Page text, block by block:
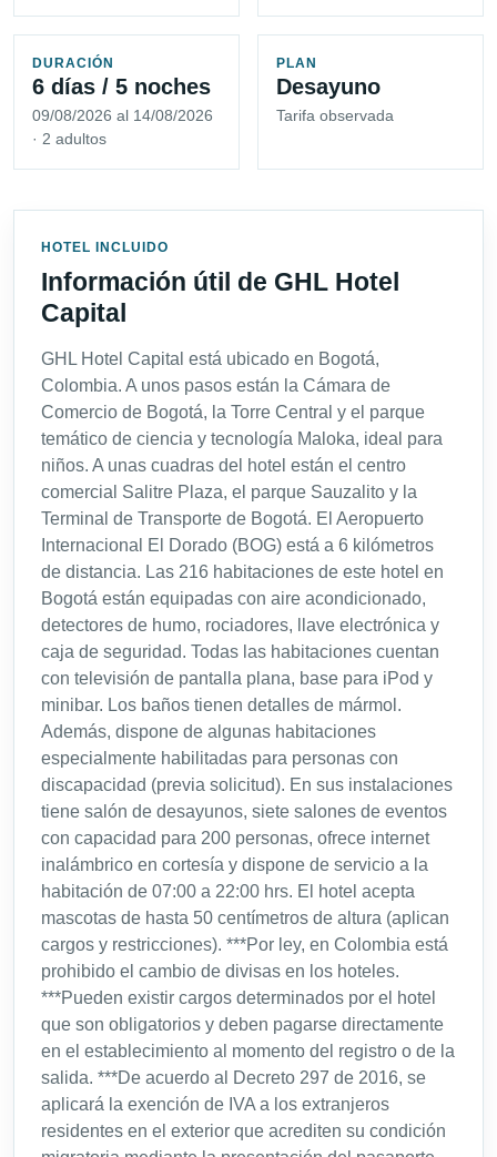
DURACIÓN
6 días / 5 noches
09/08/2026 al 14/08/2026
· 2 adultos
PLAN
Desayuno
Tarifa observada
HOTEL INCLUIDO
Información útil de GHL Hotel
Capital
GHL Hotel Capital está ubicado en Bogotá,
Colombia. A unos pasos están la Cámara de
Comercio de Bogotá, la Torre Central y el parque
temático de ciencia y tecnología Maloka, ideal para
niños. A unas cuadras del hotel están el centro
comercial Salitre Plaza, el parque Sauzalito y la
Terminal de Transporte de Bogotá. El Aeropuerto
Internacional El Dorado (BOG) está a 6 kilómetros
de distancia. Las 216 habitaciones de este hotel en
Bogotá están equipadas con aire acondicionado,
detectores de humo, rociadores, llave electrónica y
caja de seguridad. Todas las habitaciones cuentan
con televisión de pantalla plana, base para iPod y
minibar. Los baños tienen detalles de mármol.
Además, dispone de algunas habitaciones
especialmente habilitadas para personas con
discapacidad (previa solicitud). En sus instalaciones
tiene salón de desayunos, siete salones de eventos
con capacidad para 200 personas, ofrece internet
inalámbrico en cortesía y dispone de servicio a la
habitación de 07:00 a 22:00 hrs. El hotel acepta
mascotas de hasta 50 centímetros de altura (aplican
cargos y restricciones). ***Por ley, en Colombia está
prohibido el cambio de divisas en los hoteles.
***Pueden existir cargos determinados por el hotel
que son obligatorios y deben pagarse directamente
en el establecimiento al momento del registro o de la
salida. ***De acuerdo al Decreto 297 de 2016, se
aplicará la exención de IVA a los extranjeros
residentes en el exterior que acrediten su condición